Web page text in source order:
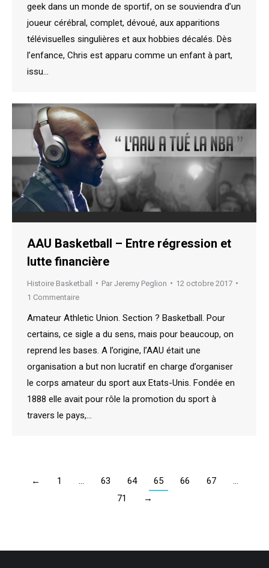
geek dans un monde de sportif, on se souviendra d’un
joueur cérébral, complet, dévoué, aux apparitions
télévisuelles singulières et aux hobbies décalés. Dès
l’enfance, Chris est apparu comme un enfant à part,
issu…
AAU Basketball – Entre régression et
lutte financière
Histoire Basketball Par Jeremy Peglion
12 octobre 2017
1 Commentaire
Amateur Athletic Union. Section ? Basketball. Pour
certains, ce sigle a du sens, mais pour beaucoup, on
reprend les bases. A l’origine, l’AAU était une
organisation a but non lucratif en charge d’organiser
le corps amateur du sport aux Etats-Unis. Fondée en
1888 elle avait pour rôle la promotion du sport à
travers le pays,…
← 1 … 63 64 65 66 67
…
71
→